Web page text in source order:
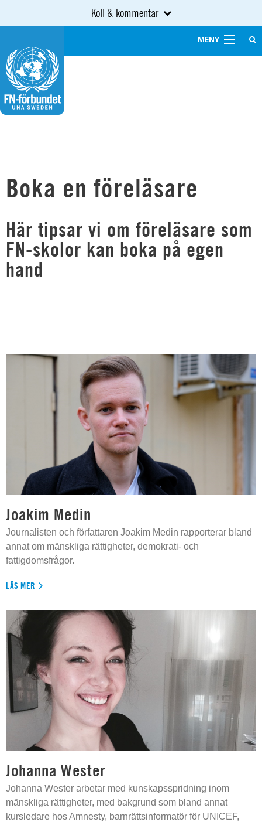
Koll & kommentar
MENY
Boka en föreläsare
Här tipsar vi om föreläsare som
FN-skolor kan boka på egen
hand
Joakim Medin
Journalisten och författaren Joakim Medin rapporterar bland
annat om mänskliga rättigheter, demokrati- och
fattigdomsfrågor.
LÄS MER
Johanna Wester
Johanna Wester arbetar med kunskapsspridning inom
mänskliga rättigheter, med bakgrund som bland annat
kursledare hos Amnesty, barnrättsinformatör för UNICEF,